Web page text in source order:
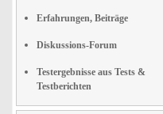
Erfahrungen, Beiträge
Diskussions-Forum
Testergebnisse aus Tests &
Testberichten